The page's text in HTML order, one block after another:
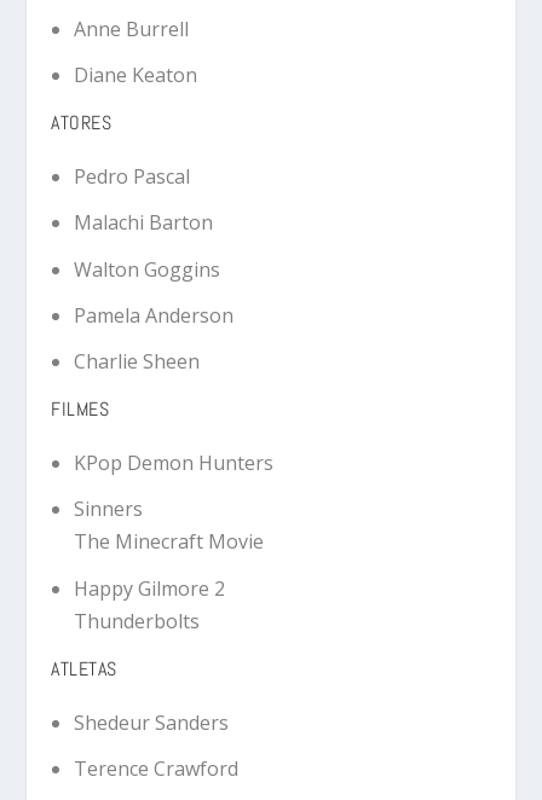
Anne Burrell
Diane Keaton
ATORES
Pedro Pascal
Malachi Barton
Walton Goggins
Pamela Anderson
Charlie Sheen
FILMES
KPop Demon Hunters
Sinners
The Minecraft Movie
Happy Gilmore 2
Thunderbolts
ATLETAS
Shedeur Sanders
Terence Crawford